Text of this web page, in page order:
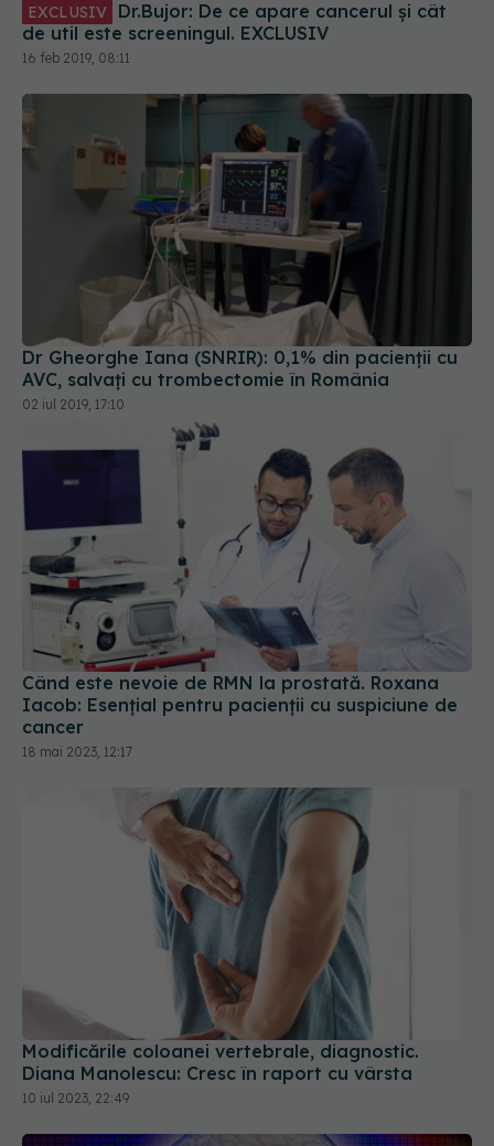
EXCLUSIV
de util este screeningul. EXCLUSIV
16 feb 2019, 08:11
Dr Gheorghe Iana (SNRIR): 0,1% din pacienții cu
AVC, salvați cu trombectomie în România
02 iul 2019, 17:10
Când este nevoie de RMN la prostată. Roxana
Iacob: Esențial pentru pacienții cu suspiciune de
cancer
18 mai 2023, 12:17
Modificările coloanei vertebrale, diagnostic.
Diana Manolescu: Cresc în raport cu vârsta
10 iul 2023, 22:49